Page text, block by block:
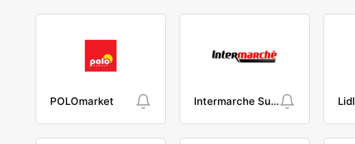
POLOmarket Intermarche Super Lidl